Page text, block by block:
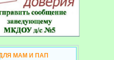
МАМ И ПАП